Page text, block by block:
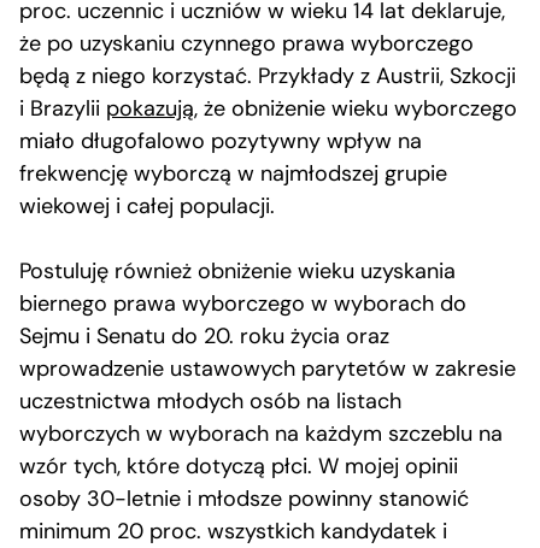
proc. uczennic i uczniów w wieku 14 lat deklaruje,
że po uzyskaniu czynnego prawa wyborczego
będą z niego korzystać. Przykłady z Austrii, Szkocji
i Brazylii pokazują, że obniżenie wieku wyborczego
miało długofalowo pozytywny wpływ na
frekwencję wyborczą w najmłodszej grupie
wiekowej i całej populacji.
Postuluję również obniżenie wieku uzyskania
biernego prawa wyborczego w wyborach do
Sejmu i Senatu do 20. roku życia oraz
wprowadzenie ustawowych parytetów w zakresie
uczestnictwa młodych osób na listach
wyborczych w wyborach na każdym szczeblu na
wzór tych, które dotyczą płci. W mojej opinii
osoby 30-letnie i młodsze powinny stanowić
minimum 20 proc. wszystkich kandydatek i